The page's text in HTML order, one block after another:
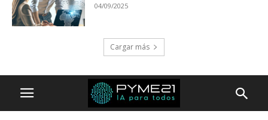
04/09/2025
Cargar más